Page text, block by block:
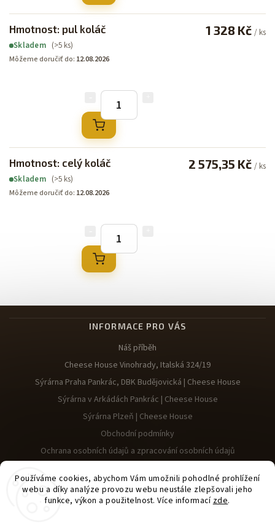
Používáme cookies, abychom Vám umožnili pohodlné prohlížení
webu a díky analýze provozu webu neustále zlepšovali jeho
funkce, výkon a použitelnost. Více informací zde.
Hmotnost: pul koláč
Skladem (>5 ks)
Môžeme doručiť do: 12.08.2026
1 328 Kč / ks
Hmotnost: celý koláč
Skladem (>5 ks)
Môžeme doručiť do: 12.08.2026
2 575,35 Kč / ks
INFORMACE PRO VÁS
Náš příběh
Cheese House Vinohrady, Italská 324/19
Sýrárna Praha Pankrác, DBK Budějovická | Cheese House
Sýrárna v Arkádách Pankrác | Cheese House
Sýrárna Plzeň | Cheese House
Obchodní podmínky
Ochrana osobních údajů a zpracování osobních údajů